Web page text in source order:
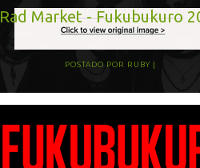
Rad Market - Fukubukuro
POSTADO POR RUBY